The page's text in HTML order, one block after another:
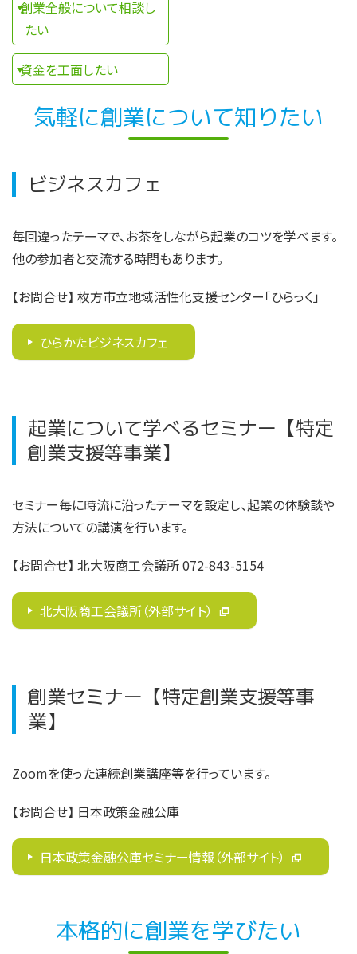
創業全般について相談し
たい
資金を工面したい
気軽に創業について知りたい
ビジネスカフェ
毎回違ったテーマで、お茶をしながら起業のコツを学べます。
他の参加者と交流する時間もあります。
【お問合せ】 枚方市立地域活性化支援センター「ひらっく」
ひらかたビジネスカフェ
起業について学べるセミナー【特定
創業支援等事業】
セミナー毎に時流に沿ったテーマを設定し、起業の体験談や
方法についての講演を行います。
【お問合せ】 北大阪商工会議所 072-843-5154
北大阪商工会議所（外部サイト）
創業セミナー【特定創業支援等事
業】
Zoomを使った連続創業講座等を行っています。
【お問合せ】 日本政策金融公庫
日本政策金融公庫セミナー情報（外部サイト）
本格的に創業を学びたい